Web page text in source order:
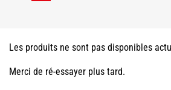
Les produits ne sont pas disponibles
Merci de ré-essayer plus tard.